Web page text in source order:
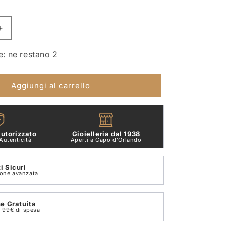
Aumenta
ne restano 2
Aggiungi al carrello
Gioielleria dal 1938
Aperti a Capo d'Orlando
Sicuri
avanzata
Gratuita
di spesa